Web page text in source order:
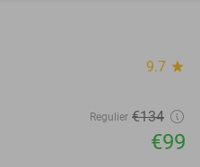
9.7 star
Regulier €134
€99